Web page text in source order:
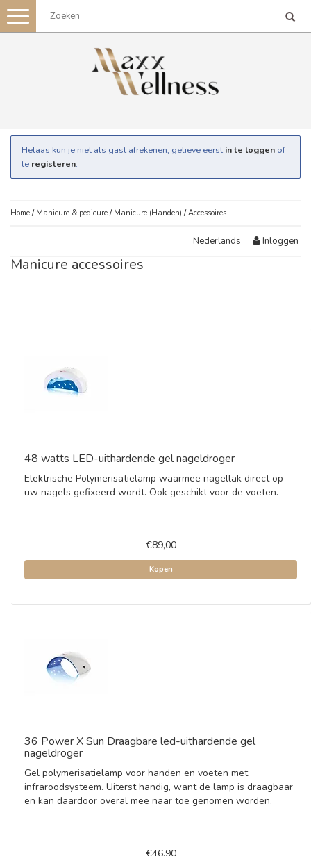
Toggle
navigation
Helaas kun je niet als gast afrekenen, gelieve eerst in te loggen of
te registeren.
Home / Manicure & pedicure / Manicure (Handen) /Accessoires
Nederlands Inloggen
Manicure accessoires
48 watts LED-uithardende gel nageldroger
Elektrische Polymerisatielamp waarmee nagellak direct op
uw nagels gefixeerd wordt. Ook geschikt voor de voeten.
€89,00
Kopen
36 Power X Sun Draagbare led-uithardende gel
nageldroger
Gel polymerisatielamp voor handen en voeten met
infraroodsysteem. Uiterst handig, want de lamp is draagbaar
en kan daardoor overal mee naar toe genomen worden.